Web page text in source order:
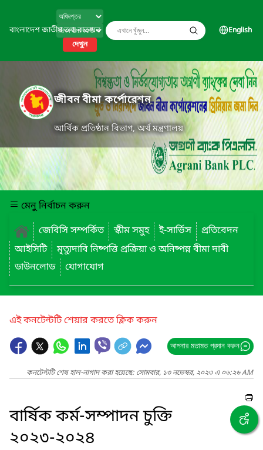
বাংলাদেশ জাতীয় তথ্য বাতায়ন
দেখুন
English
জীবন বীমা কর্পোরেশন
আর্থিক প্রতিষ্ঠান বিভাগ, অর্থ মন্ত্রণালয়
মেনু নির্বাচন করুন
জেবিসি সম্পর্কিত
স্কীম সমুহ ই-সার্ভিস
প্রতিবেদন
আইসিটি
মৃত্যুদাবি নিষ্পত্তি প্রক্রিয়া ও অনিষ্পন্ন বীমা দাবী
ডাউনলোড
যোগাযোগ
এই কনটেন্টটি শেয়ার করতে ক্লিক করুন
আপনার মতামত প্রদান করুন
কনটেন্টটি শেষ হাল-নাগাদ করা হয়েছে: সোমবার, ১৩ নভেম্বর, ২০২৩ এ ০৬:২৬ AM
বার্ষিক কর্ম-সম্পাদন চুক্তি
২০২৩-২০২৪